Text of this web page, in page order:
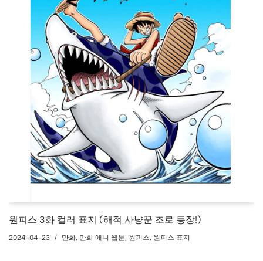
원피스 3화 컬러 표지 (해적 사냥꾼 조로 등장!)
2024-04-23 만화, 만화 애니 웹툰, 원피스, 원피스 표지